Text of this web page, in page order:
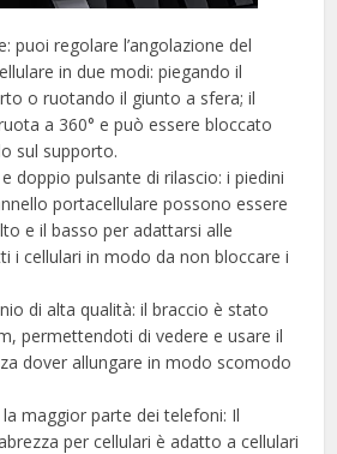
puoi regolare l’angolazione del
in due modi: piegando il
o ruotando il giunto a sfera; il
a 360° e può essere bloccato
sul supporto.
doppio pulsante di rilascio: i piedini
portacellulare possono essere
e il basso per adattarsi alle
i cellulari in modo da non bloccare i
di alta qualità: il braccio è stato
permettendoti di vedere e usare il
dover allungare in modo scomodo
maggior parte dei telefoni: Il
per cellulari è adatto a cellulari